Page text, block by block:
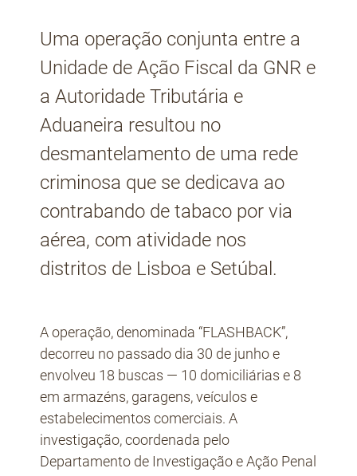
Uma operação conjunta entre a
Unidade de Ação Fiscal da GNR e
a Autoridade Tributária e
Aduaneira resultou no
desmantelamento de uma rede
criminosa que se dedicava ao
contrabando de tabaco por via
aérea, com atividade nos
distritos de Lisboa e Setúbal.
A operação, denominada “FLASHBACK”,
decorreu no passado dia 30 de junho e
envolveu 18 buscas — 10 domiciliárias e 8
em armazéns, garagens, veículos e
estabelecimentos comerciais. A
investigação, coordenada pelo
Departamento de Investigação e Ação Penal